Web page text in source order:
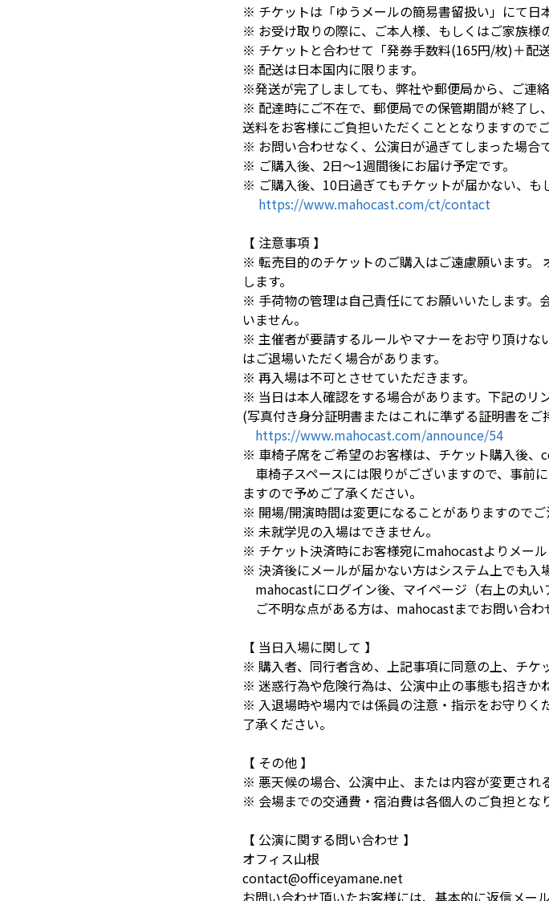
※ チケットは「ゆうメールの簡易書留扱い」にて日
※ お受け取りの際に、ご本人様、もしくはご家族様
※ チケットと合わせて「発券手数料(165円/枚)＋配
※ 配送は日本国内に限ります。
※発送が完了しましても、弊社や郵便局から、ご連
※ 配達時にご不在で、郵便局での保管期間が終了し
送料をお客様にご負担いただくこととなりますので
※ お問い合わせなく、公演日が過ぎてしまった場合
※ ご購入後、2日～1週間後にお届け予定です。
※ ご購入後、10日過ぎてもチケットが届かない、も
https://www.mahocast.com/ct/contact
【 注意事項 】
※ 転売目的のチケットのご購入はご遠慮願います。
します。
※ 手荷物の管理は自己責任にてお願いいたします。
いません。
※ 主催者が要請するルールやマナーをお守り頂けな
はご退場いただく場合があります。
※ 再入場は不可とさせていただきます。
※ 当日は本人確認をする場合があります。下記のリ
(写真付き身分証明書またはこれに準ずる証明書をご
https://www.mahocast.com/announce/54
※ 車椅子席をご希望のお客様は、チケット購入後、
車椅子スペースには限りがございますので、事前
ますので予めご了承ください。
※ 開場/開演時間は変更になることがありますのでご
※ 未就学児の入場はできません。
※ チケット決済時にお客様宛にmahocastよりメール
※ 決済後にメールが届かない方はシステム上でも入
mahocastにログイン後、マイページ（右上の丸い
ご不明な点がある方は、mahocastまでお問い合わ
【 当日入場に関して 】
※ 購入者、同行者含め、上記事項に同意の上、チケ
※ 迷惑行為や危険行為は、公演中止の事態も招きか
※ 入退場時や場内では係員の注意・指示をお守りく
了承ください。
【 その他 】
※ 悪天候の場合、公演中止、または内容が変更され
※ 会場までの交通費・宿泊費は各個人のご負担となり
【 公演に関する問い合わせ 】
オフィス山根
contact@officeyamane.net
お問い合わせ頂いたお客様には、基本的に返信メー